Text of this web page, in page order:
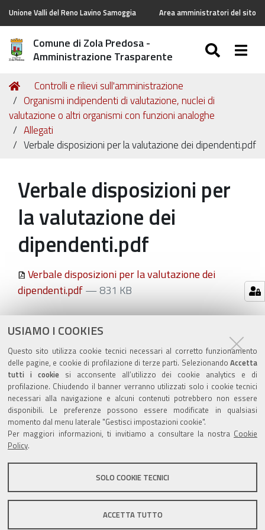
USIAMO I COOKIES
Questo sito utilizza cookie tecnici necessari al corretto funzionamento
delle pagine, e cookie di profilazione di terze parti. Selezionando Accetta
tutti i cookiesi acconsente all’utilizzo dei cookie analytics e di
profilazione. Chiudendo il banner verranno utilizzati solo i cookie tecnici
necessari alla navigazione e alcuni contenuti potrebbero non essere
disponibili. Le preferenze possono essere modificate in qualsiasi
momento dal menu laterale "Gestisci impostazioni cookie".
Per maggiori informazioni, ti invitiamo a consultare la nostra Cookie
Policy.
SOLO COOKIE TECNICI
ACCETTA TUTTO
Unione Valli del Reno Lavino Samoggia Area amministratori del sito
Comune di Zola Predosa -
Amministrazione Trasparente
Tu
sei
qui:
Home
Controlli e rilievi sull'amministrazione
Organismi indipendenti di valutazione, nuclei di
valutazione o altri organismi con funzioni analoghe
Allegati
Verbale disposizioni per la valutazione dei dipendenti.pdf
Verbale disposizioni per
la valutazione dei
dipendenti.pdf
Verbale disposizioni per la valutazione dei
dipendenti.pdf— 831 KB
Azioni
sul
documento
ultima modifica 31/03/2022
Valuta questo sito
Sito istituzionale Comune di Zola Predosa